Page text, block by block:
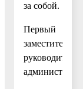
за собой.
Первый
заместитель
руководителя
администрации